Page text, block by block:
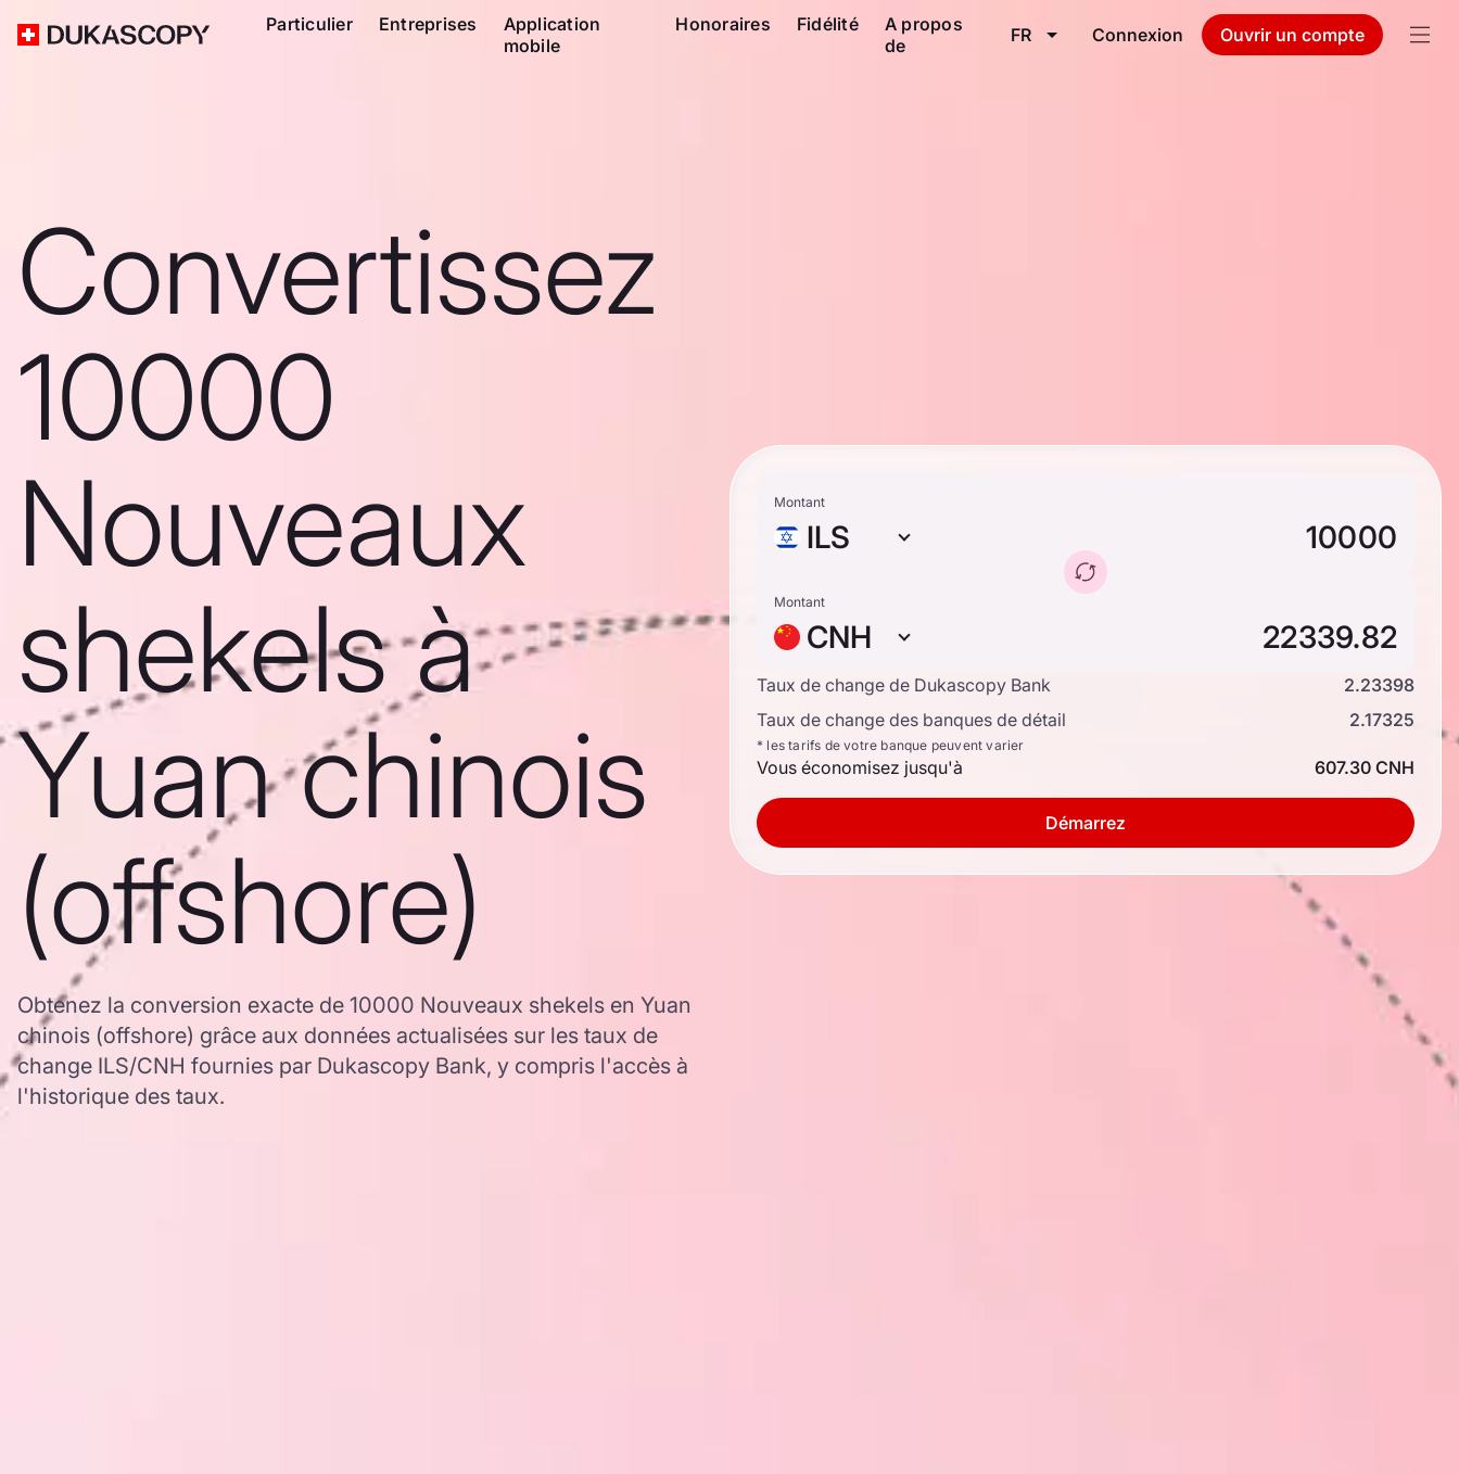
Particulier Entreprises
Application
mobile
Honoraires Fidélité
A propos
de
FR Connexion Ouvrir un compte
Convertissez
10000
Nouveaux
shekels à
Yuan chinois
(offshore)
Obtenez la conversion exacte de 10000 Nouveaux shekels en Yuan
chinois (offshore) grâce aux données actualisées sur les taux de
change ILS/CNH fournies par Dukascopy Bank, y compris l'accès à
l'historique des taux.
Montant
ILS
Montant
CNH
Taux de change de Dukascopy Bank
2.23398
Taux de change des banques de détail
2.17325
* les tarifs de votre banque peuvent varier
Vous économisez jusqu'à 607.30 CNH
Démarrez